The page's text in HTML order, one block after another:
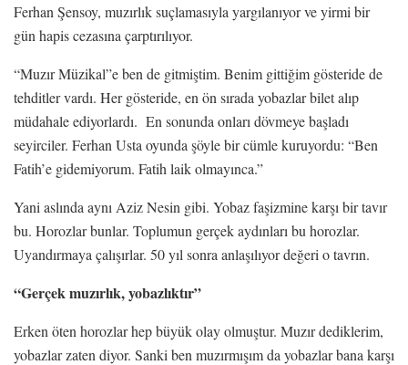
Ferhan Şensoy, muzırlık suçlamasıyla yargılanıyor ve yirmi bir
gün hapis cezasına çarptırılıyor.
“Muzır Müzikal”e ben de gitmiştim. Benim gittiğim gösteride de
tehditler vardı. Her gösteride, en ön sırada yobazlar bilet alıp
müdahale ediyorlardı. En sonunda onları dövmeye başladı
seyirciler. Ferhan Usta oyunda şöyle bir cümle kuruyordu: “Ben
Fatih’e gidemiyorum. Fatih laik olmayınca.”
Yani aslında aynı Aziz Nesin gibi. Yobaz faşizmine karşı bir tavır
bu. Horozlar bunlar. Toplumun gerçek aydınları bu horozlar.
Uyandırmaya çalışırlar. 50 yıl sonra anlaşılıyor değeri o tavrın.
“Gerçek muzırlık, yobazlıktır”
Erken öten horozlar hep büyük olay olmuştur. Muzır dediklerim,
yobazlar zaten diyor. Sanki ben muzırmışım da yobazlar bana karşı